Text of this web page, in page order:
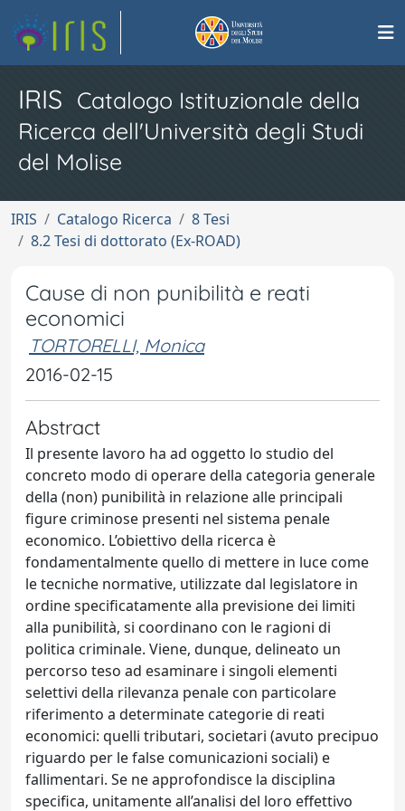
IRIS Catalogo Istituzionale della
Ricerca dell'Università degli Studi
del Molise
IRIS Catalogo Ricerca
8 Tesi
8.2 Tesi di dottorato (Ex-ROAD)
Cause di non punibilità e reati
economici
TORTORELLI, Monica
2016-02-15
Abstract
Il presente lavoro ha ad oggetto lo studio del
concreto modo di operare della categoria generale
della (non) punibilità in relazione alle principali
figure criminose presenti nel sistema penale
economico. L’obiettivo della ricerca è
fondamentalmente quello di mettere in luce come
le tecniche normative, utilizzate dal legislatore in
ordine specificatamente alla previsione dei limiti
alla punibilità, si coordinano con le ragioni di
politica criminale. Viene, dunque, delineato un
percorso teso ad esaminare i singoli elementi
selettivi della rilevanza penale con particolare
riferimento a determinate categorie di reati
economici: quelli tributari, societari (avuto precipuo
riguardo per le false comunicazioni sociali) e
fallimentari. Se ne approfondisce la disciplina
specifica, unitamente all’analisi del loro effettivo